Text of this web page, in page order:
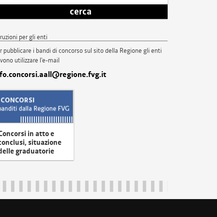
cerca
per gli enti
pubblicare i bandi di concorso sul sito della Regione gli enti
utilizzare l'e-mail
in atto e
situazione
graduatorie